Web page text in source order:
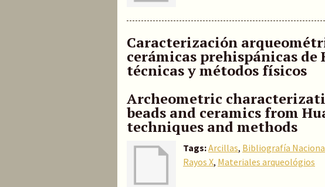
Caracterización
cerámicas prehispánicas
técnicas y métodos físicos
Archeometric
beads and ceramics from
techniques and methods
Tags:Arcillas, Bibliografía
Rayos X, Materiales arqueológios